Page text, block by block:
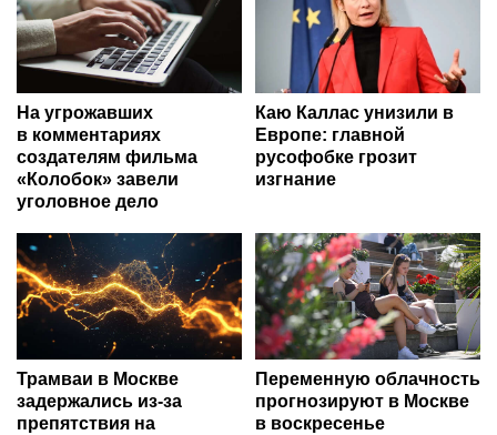
На угрожавших
в комментариях
создателям фильма
«Колобок» завели
уголовное дело
Каю Каллас унизили в
Европе: главной
русофобке грозит
изгнание
Трамваи в Москве
задержались из-за
препятствия на
Переменную облачность
прогнозируют в Москве
в воскресенье